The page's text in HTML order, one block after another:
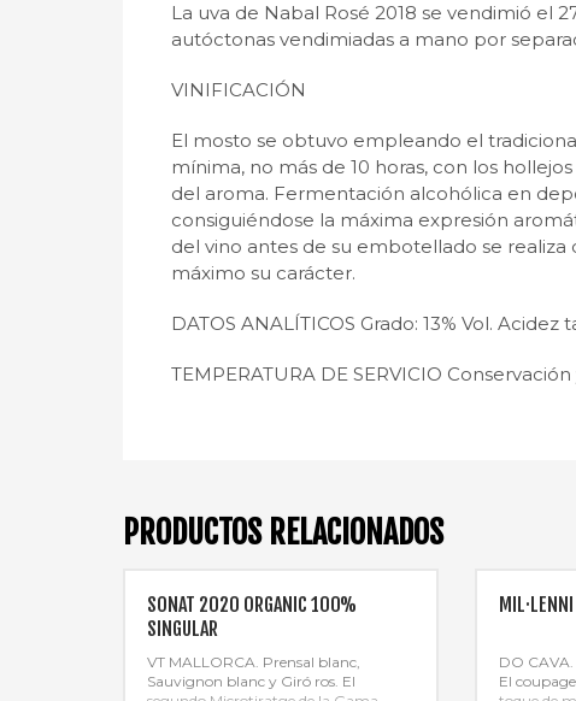
La uva de Nabal Rosé 2018 se vendimió el
autóctonas vendimiadas a mano por
VINIFICACIÓN
El mosto se obtuvo empleando el
mínima, no más de 10 horas, con los
del aroma. Fermentación alcohólica en
consiguiéndose la máxima expresión
del vino antes de su embotellado se
máximo su carácter.
DATOS ANALÍTICOS Grado: 13% Vol.
TEMPERATURA DE SERVICIO
PRODUCTOS RELACIONADOS
SONAT 2020 ORGANIC 100%
SINGULAR
VT MALLORCA. Prensal blanc,
Sauvignon blanc y Giró ros. El
DO
El